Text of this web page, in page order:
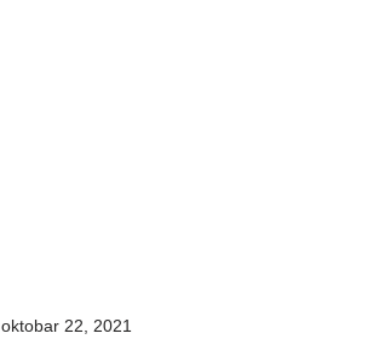
oktobar 22, 2021